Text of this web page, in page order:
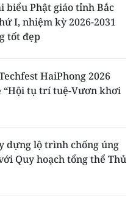
biểu Phật giáo tỉnh Bắc
I, nhiệm kỳ 2026-2031
tốt đẹp
HaiPhong 2026
“Hội tụ trí tuệ-Vươn khơi
dựng lộ trình chống úng
Quy hoạch tổng thể Thủ